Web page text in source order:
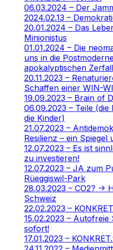
06.03.2024 – Der
2024.02.13 –
20.01.2024 – Das
Minionistus
01.01.2024 – Die
uns in die
apokalyptischen
20.11.2023 –
Schaffen einer WIN-
19.09.2023 – Brain of
06.09.2023 – Teile
die Kinder)
21.07.2023 –
Resilienz – ein
12.07.2023 – Es ist
zu investieren!
12.07.2023 – JA zum
Rüeggiswil-Park
28.03.2023 – CO2? ->
Schweiz
22.02.2023 –
15.02.2023 –
sofort!
17.01.2023 –